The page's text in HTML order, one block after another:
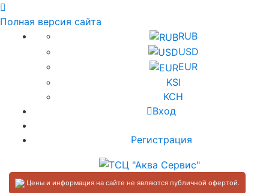
Полная версия сайта
RUB
USD
EUR
KSI
KCH
Вход
Регистрация
Цены и информация на сайте не являются публичной офертой.